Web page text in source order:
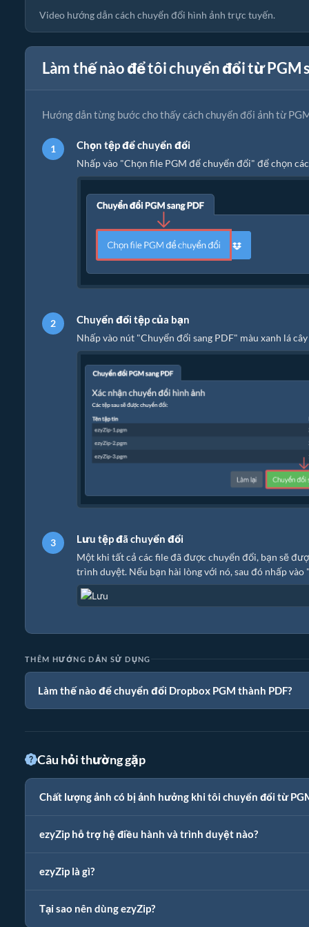
Video hướng dẫn cách chuyển đổi hình ảnh trực tuyến.
Làm thế nào để tôi chuyển đổi từ PGM
Hướng dẫn từng bước cho thấy cách chuyển đổi ảnh từ
Chọn tệp để chuyển đổi
Nhấp vào "Chọn file PGM để chuyển đổi" để chọn
Chuyển đổi tệp của bạn
Nhấp vào nút "Chuyển đổi sang PDF" màu xanh lá
Lưu tệp đã chuyển đổi
Một khi tất cả các file đã được chuyển đổi, bạn sẽ
trình duyệt. Nếu bạn hài lòng với nó, sau đó nhấp
THÊM HƯỚNG DẪN SỬ DỤNG
Làm thế nào để chuyển đổi Dropbox PGM thành PDF?
Câu hỏi thường gặp
Chất lượng ảnh có bị ảnh hưởng khi tôi chuyển đổi từ
ezyZip hỗ trợ hệ điều hành và trình duyệt nào?
ezyZip là gì?
Tại sao nên dùng ezyZip?